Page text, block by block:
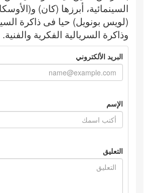
السينمائية، أبرزها (كان)
(لويس بونويل) حيا فى ذاكرة
وذاكرة السريالية الفكرية والفنية.
البريد الألكتروني
الإسم
التعليق